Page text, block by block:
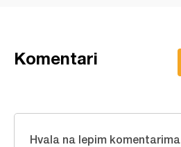
Komentari
Hvala na lepim komentarima